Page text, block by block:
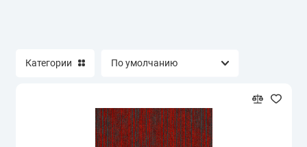
Tarkett Desso
Категории